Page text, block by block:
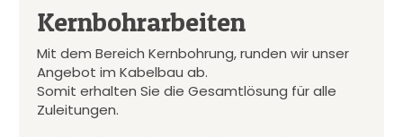
Kernbohrarbeiten
Mit dem Bereich Kernbohrung, runden wir unser
Angebot im Kabelbau ab.
Somit erhalten Sie die Gesamtlösung für alle
Zuleitungen.